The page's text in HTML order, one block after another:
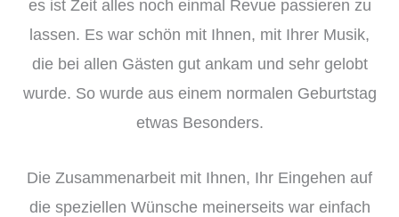
es ist Zeit alles noch einmal Revue passieren zu
lassen. Es war schön mit Ihnen, mit Ihrer Musik,
die bei allen Gästen gut ankam und sehr gelobt
wurde. So wurde aus einem normalen Geburtstag
etwas Besonders.
Die Zusammenarbeit mit Ihnen, Ihr Eingehen auf
die speziellen Wünsche meinerseits war einfach